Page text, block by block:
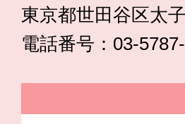
東京都世田谷区太
電話番号：03-